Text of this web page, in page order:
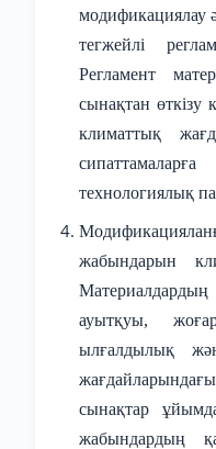
модификациялау
тегжейлі
Регламент
сынақтан өткізу
климаттық
технологиялық
жабындарын
ауытқуы,
ылғалдылық
сынақтар
жабындардың